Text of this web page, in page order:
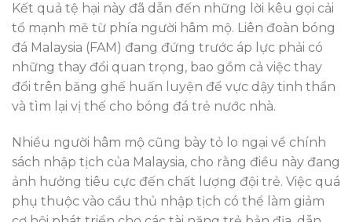
Kết quả tệ hại này đã dẫn đến những lời kêu gọi cải
tổ mạnh mẽ từ phía người hâm mộ. Liên đoàn bóng
đá Malaysia (FAM) đang đứng trước áp lực phải có
những thay đổi quan trọng, bao gồm cả việc thay
đổi trên băng ghế huấn luyện để vực dậy tinh thần
và tìm lại vị thế cho bóng đá trẻ nước nhà.
Nhiều người hâm mộ cũng bày tỏ lo ngại về chính
sách nhập tịch của Malaysia, cho rằng điều này đang
ảnh hưởng tiêu cực đến chất lượng đội trẻ. Việc quá
phụ thuộc vào cầu thủ nhập tịch có thể làm giảm